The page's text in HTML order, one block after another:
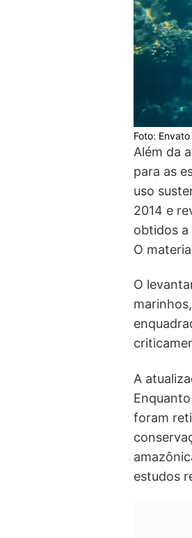
Foto: Envato
Além da
para as
uso
2014 e
obtidos
O
O
A
foram
estudos